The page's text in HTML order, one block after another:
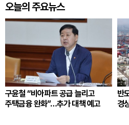
오늘의 주요뉴스
구윤철 “비아파트 공급 늘리고
주택금융 완화”…추가 대책 예고
반
경